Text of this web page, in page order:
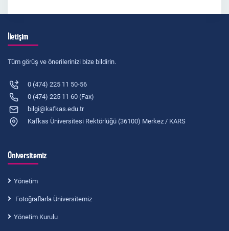
İletişim
Tüm görüş ve önerilerinizi bize bildirin.
0 (474) 225 11 50-56
0 (474) 225 11 60 (Fax)
bilgi@kafkas.edu.tr
Kafkas Üniversitesi Rektörlüğü (36100) Merkez / KARS
Üniversitemiz
Yönetim
Fotoğraflarla Üniversitemiz
Yönetim Kurulu